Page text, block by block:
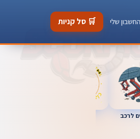
שלי 🛒 סל קניות
לרכב